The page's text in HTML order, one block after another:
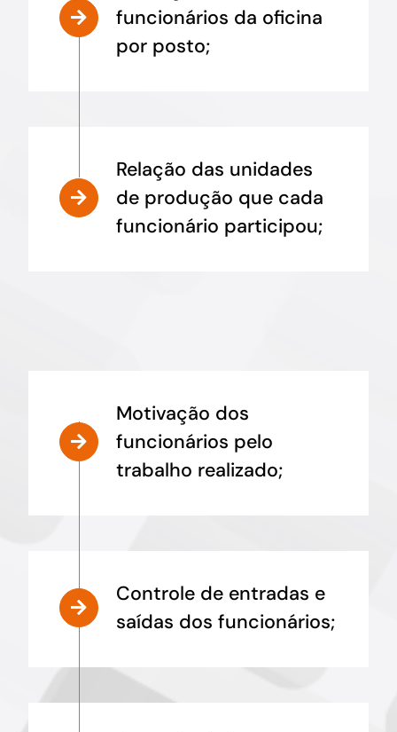
funcionários da oficina
por posto;
Relação das unidades
de produção que cada
funcionário participou;
Motivação dos
funcionários pelo
trabalho realizado;
Controle de entradas e
saídas dos funcionários;